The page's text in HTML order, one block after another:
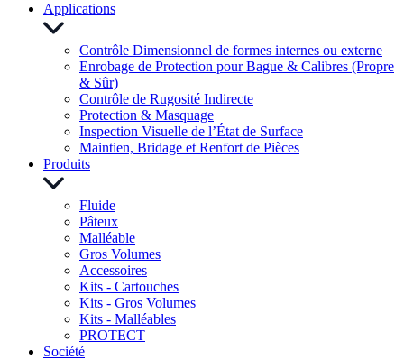
Applications
Contrôle Dimensionnel de formes internes ou externe
Enrobage de Protection pour Bague & Calibres (Propre
& Sûr)
Contrôle de Rugosité Indirecte
Protection & Masquage
Inspection Visuelle de l’État de Surface
Maintien, Bridage et Renfort de Pièces
Produits
Fluide
Pâteux
Malléable
Gros Volumes
Accessoires
Kits - Cartouches
Kits - Gros Volumes
Kits - Malléables
PROTECT
Société